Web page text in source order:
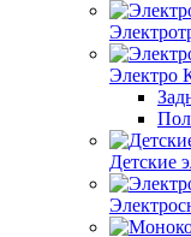
Электро
Детские